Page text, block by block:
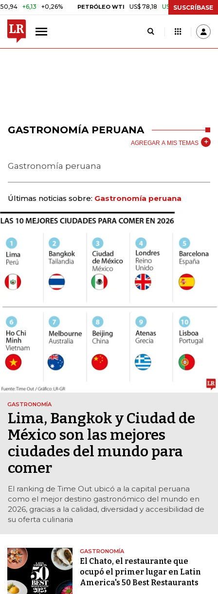
+6,13 +0,26% PETRÓLEO WTI US$ 78,18 US$ 0,17 +0,22%
SUSCRÍBASE
GASTRONOMÍA PERUANA
AGREGAR A MIS TEMAS
Gastronomía peruana
Últimas noticias sobre: Gastronomía peruana
GASTRONOMÍA
Lima, Bangkok y Ciudad de
México son las mejores
ciudades del mundo para
comer
El ranking de Time Out ubicó a la capital peruana
como el mejor destino gastronómico del mundo en
2026, gracias a la calidad, diversidad y accesibilidad de
su oferta culinaria
GASTRONOMÍA
El Chato, el restaurante que
ocupó el primer lugar en Latin
America's 50 Best Restaurants